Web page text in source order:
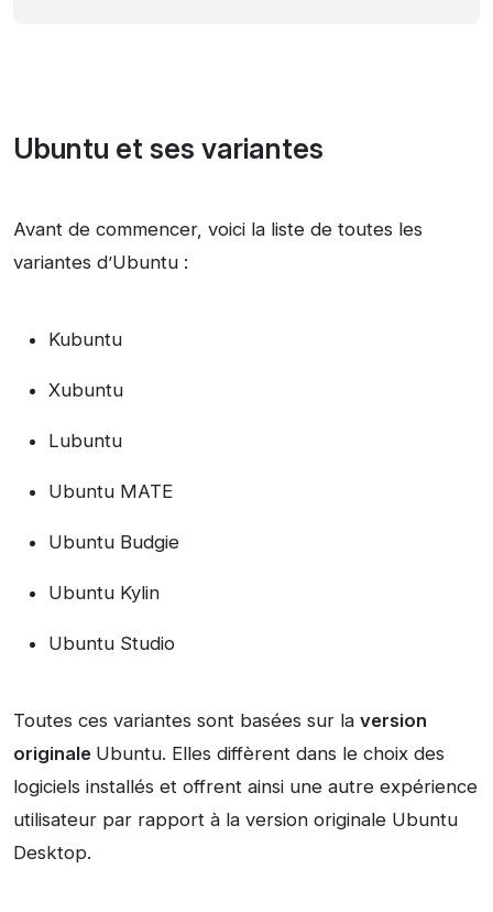
Ubuntu et ses variantes
Avant de commencer, voici la liste de toutes les
variantes d’Ubuntu :
Kubuntu
Xubuntu
Lubuntu
Ubuntu MATE
Ubuntu Budgie
Ubuntu Kylin
Ubuntu Studio
Toutes ces variantes sont basées sur la version
originale Ubuntu. Elles diffèrent dans le choix des
logiciels installés et offrent ainsi une autre expérience
utilisateur par rapport à la version originale Ubuntu
Desktop.